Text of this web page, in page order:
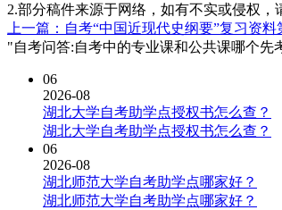
2.部分稿件来源于网络，如有不实或侵权
上一篇：自考“中国近现代史纲要”复习资料
"自考问答:自考中的专业课和公共课哪个先
06
2026-08
湖北大学自考助学点授权书怎么查？
湖北大学自考助学点授权书怎么查？
06
2026-08
湖北师范大学自考助学点哪家好？
湖北师范大学自考助学点哪家好？